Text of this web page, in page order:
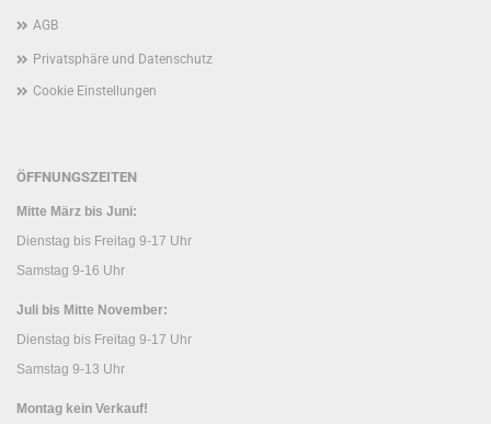
AGB
Privatsphäre und Datenschutz
Cookie Einstellungen
ÖFFNUNGSZEITEN
Mitte März bis Juni:
Dienstag bis Freitag 9-17 Uhr
Samstag 9-16 Uhr
Juli bis Mitte November:
Dienstag bis Freitag 9-17 Uhr
Samstag 9-13 Uhr
Montag kein Verkauf!